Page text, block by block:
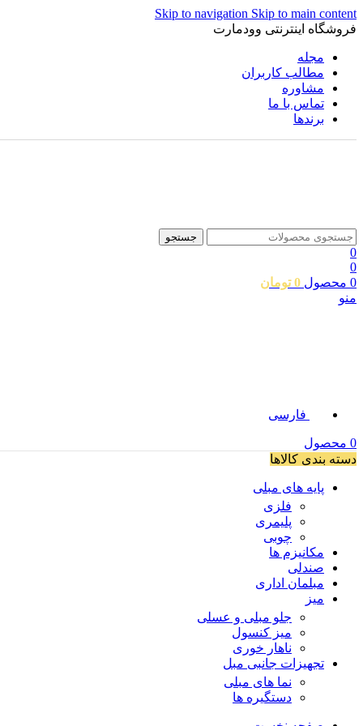
Skip to navigation Skip to main content
فروشگاه اینترنتی وودمارت
مجله
مطالب کاربران
مشاوره
تماس با ما
برندها
جستجو
0
0
0 محصول 0 تومان
منو
فارسی
0 محصول
دسته بندی کالاها
پایه های مبلی
فلزی
پلیمری
چوبی
مکانیزم ها
صندلی
مبلمان اداری
میز
جلو مبلی و عسلی
میز کنسول
ناهار خوری
تجهیزات جانبی مبل
نما های مبلی
دستگیره ها